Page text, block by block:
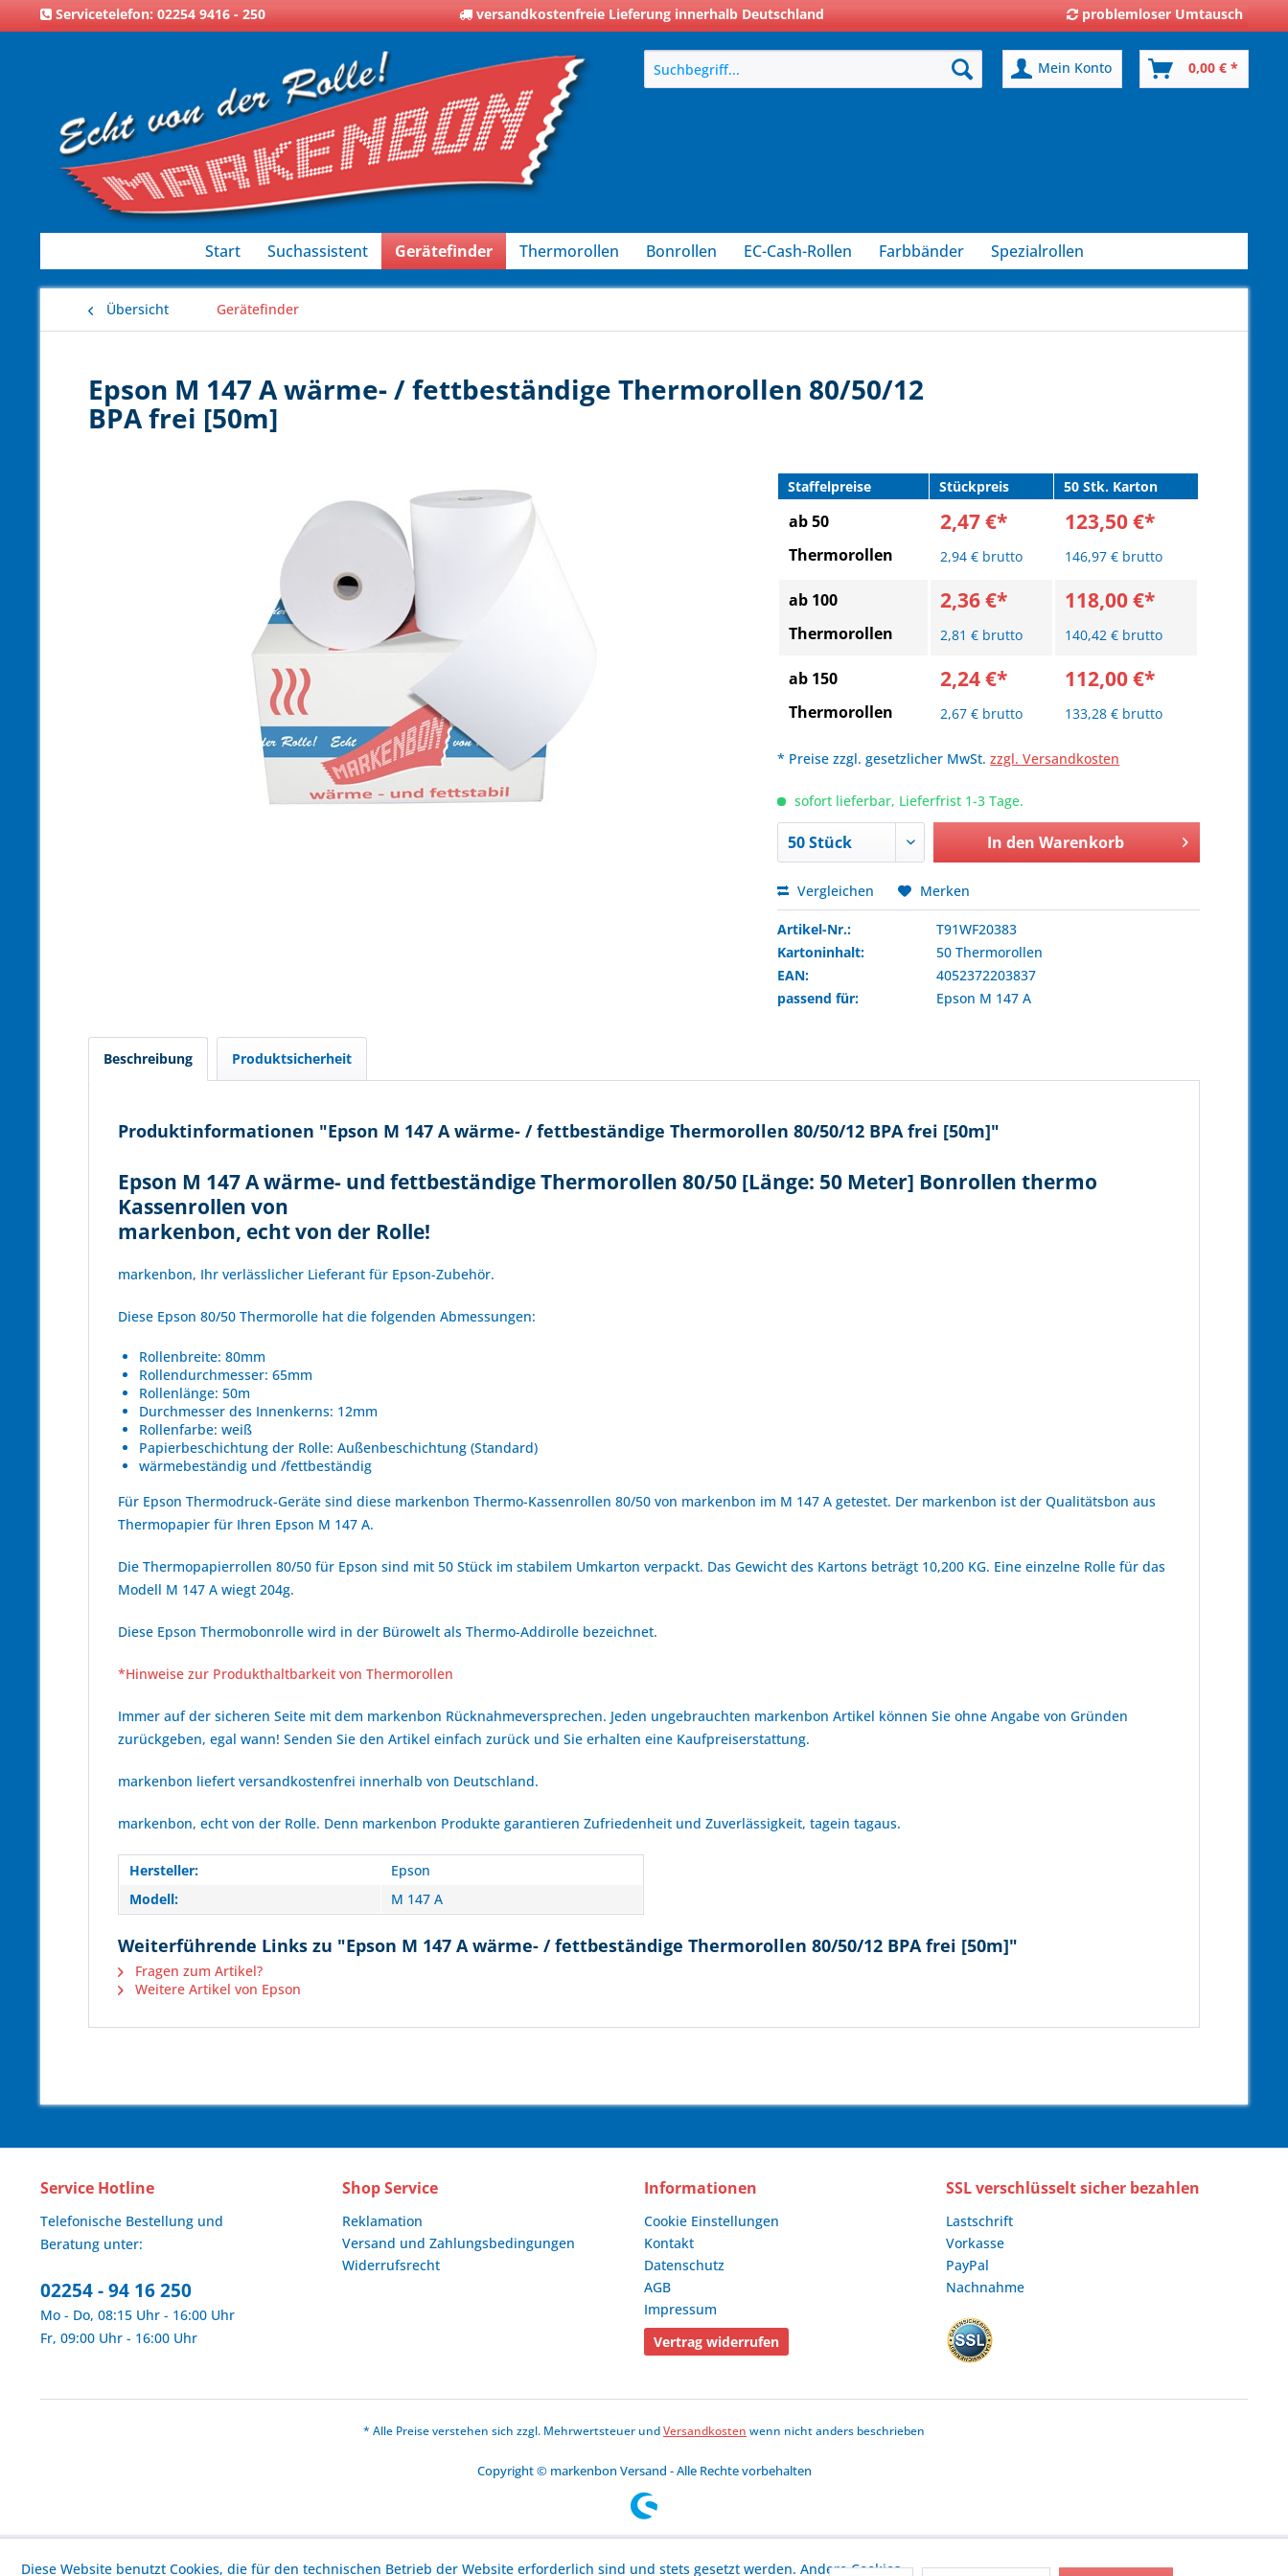
Servicetelefon: 02254 9416 - 250 versandkostenfreie Lieferung innerhalb Deutschland problemloser Umtausch
Mein Konto 0,00 € *
Start Suchassistent Gerätefinder Thermorollen Bonrollen EC-Cash-Rollen Farbbänder Spezialrollen
Übersicht Gerätefinder
Epson M 147 A wärme- / fettbeständige Thermorollen 80/50/12
BPA frei [50m]
Staffelpreise Stückpreis 50 Stk. Karton
ab 50
Thermorollen
2,47 €*
2,94 € brutto
123,50 €*
146,97 € brutto
ab 100
Thermorollen
2,36 €*
2,81 € brutto
118,00 €*
140,42 € brutto
ab 150
Thermorollen
2,24 €*
2,67 € brutto
112,00 €*
133,28 € brutto
* Preise zzgl. gesetzlicher MwSt.zzgl. Versandkosten
sofort lieferbar, Lieferfrist 1-3 Tage.
In den Warenkorb
Vergleichen Merken
Artikel-Nr.:
T91WF20383
Kartoninhalt:
50 Thermorollen
EAN:
4052372203837
passend für:
Epson M 147 A
Beschreibung Produktsicherheit
Produktinformationen "Epson M 147 A wärme- / fettbeständige Thermorollen 80/50/12 BPA frei [50m]"
Epson M 147 A wärme- und fettbeständige Thermorollen 80/50 [Länge: 50 Meter] Bonrollen thermo
Kassenrollen von
markenbon, echt von der Rolle!
markenbon, Ihr verlässlicher Lieferant für Epson-Zubehör.
Diese Epson 80/50 Thermorolle hat die folgenden Abmessungen:
Rollenbreite: 80mm
Rollendurchmesser: 65mm
Rollenlänge: 50m
Durchmesser des Innenkerns: 12mm
Rollenfarbe: weiß
Papierbeschichtung der Rolle: Außenbeschichtung (Standard)
wärmebeständig und /fettbeständig
Für Epson Thermodruck-Geräte sind diese markenbon Thermo-Kassenrollen 80/50 von markenbon im M 147 A getestet. Der markenbon ist der Qualitätsbon aus
Thermopapier für Ihren Epson M 147 A.
Die Thermopapierrollen 80/50 für Epson sind mit 50 Stück im stabilem Umkarton verpackt. Das Gewicht des Kartons beträgt 10,200 KG. Eine einzelne Rolle für das
Modell M 147 A wiegt 204g.
Diese Epson Thermobonrolle wird in der Bürowelt als Thermo-Addirolle bezeichnet.
*Hinweise zur Produkthaltbarkeit von Thermorollen
Immer auf der sicheren Seite mit dem markenbon Rücknahmeversprechen. Jeden ungebrauchten markenbon Artikel können Sie ohne Angabe von Gründen
zurückgeben, egal wann! Senden Sie den Artikel einfach zurück und Sie erhalten eine Kaufpreiserstattung.
markenbon liefert versandkostenfrei innerhalb von Deutschland.
markenbon, echt von der Rolle. Denn markenbon Produkte garantieren Zufriedenheit und Zuverlässigkeit, tagein tagaus.
Hersteller:
Epson
Modell:
M 147 A
Weiterführende Links zu "Epson M 147 A wärme- / fettbeständige Thermorollen 80/50/12 BPA frei [50m]"
Fragen zum Artikel?
Weitere Artikel von Epson
Service Hotline
Telefonische Bestellung und
Beratung unter:
02254 - 94 16 250
Mo - Do, 08:15 Uhr - 16:00 Uhr
Fr, 09:00 Uhr - 16:00 Uhr
Shop Service
Reklamation
Versand und Zahlungsbedingungen
Widerrufsrecht
Informationen
Cookie Einstellungen
Kontakt
Datenschutz
AGB
Impressum
Vertrag widerrufen
SSL verschlüsselt sicher bezahlen
Lastschrift
Vorkasse
PayPal
Nachnahme
* Alle Preise verstehen sich zzgl. Mehrwertsteuer undVersandkosten wenn nicht anders beschrieben
Copyright © markenbon Versand - Alle Rechte vorbehalten
Diese Website benutzt Cookies, die für den technischen Betrieb der Website erforderlich sind und stets gesetzt werden. Andere Cookies,